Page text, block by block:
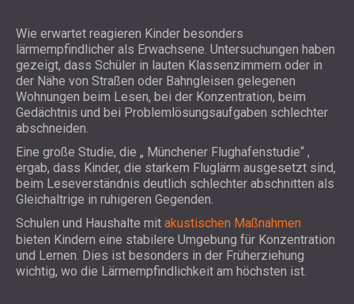
Wie erwartet reagieren Kinder besonders
lärmempfindlicher als Erwachsene. Untersuchungen haben
gezeigt, dass Schüler in lauten Klassenzimmern oder in
der Nähe von Straßen oder Bahngleisen gelegenen
Wohnungen beim Lesen, bei der Konzentration, beim
Gedächtnis und bei Problemlösungsaufgaben schlechter
abschneiden.
Eine große Studie, die „ Münchener Flughafenstudie“ ,
ergab, dass Kinder, die starkem Fluglärm ausgesetzt sind,
beim Leseverständnis deutlich schlechter abschnitten als
Gleichaltrige in ruhigeren Gegenden.
Schulen und Haushalte mit akustischen Maßnahmen
bieten Kindern eine stabilere Umgebung für Konzentration
und Lernen. Dies ist besonders in der Früherziehung
wichtig, wo die Lärmempfindlichkeit am höchsten ist.